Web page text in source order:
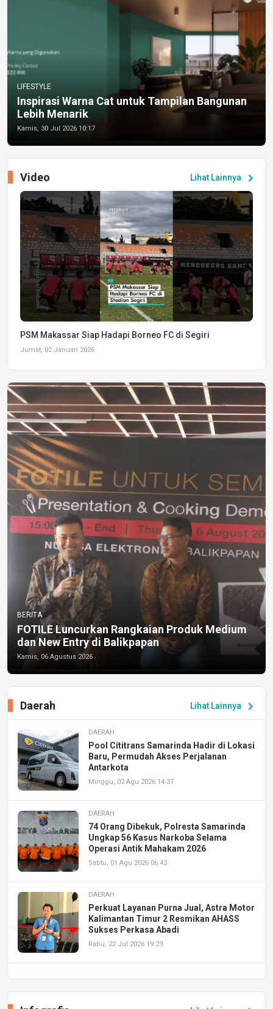
LIFESTYLE
Inspirasi Warna Cat untuk Tampilan Bangunan
Lebih Menarik
Kamis, 30 Jul 2026 10:17
Lihat Lainnya chevron_right
Video
PSM Makassar Siap Hadapi Borneo FC di Segiri
Jumat, 02 Januari 2026
BERITA
FOTILE Luncurkan Rangkaian Produk Medium
dan New Entry di Balikpapan
Kamis, 06 Agustus 2026
Lihat Lainnya chevron_right
Daerah
DAERAH
Pool Cititrans Samarinda Hadir di Lokasi
Baru, Permudah Akses Perjalanan
Antarkota
Minggu, 02 Agu 2026 14:37
DAERAH
74 Orang Dibekuk, Polresta Samarinda
Ungkap 56 Kasus Narkoba Selama
Operasi Antik Mahakam 2026
Sabtu, 01 Agu 2026 06:43
DAERAH
Perkuat Layanan Purna Jual, Astra Motor
Kalimantan Timur 2 Resmikan AHASS
Sukses Perkasa Abadi
Rabu, 22 Jul 2026 19:29